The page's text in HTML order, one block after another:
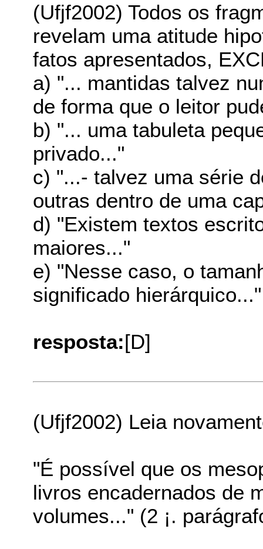
(Ufjf2002) Todos os
revelam uma atitude
fatos apresentados,
a) "... mantidas talvez
de forma que o leitor
b) "... uma tabuleta
privado..."
c) "...- talvez uma série
outras dentro de uma
d) "Existem textos
maiores..."
e) "Nesse caso, o
significado hierárquico..."
resposta:[D]
(Ufjf2002) Leia
"É possível que os
livros encadernados de
volumes..." (2 ¡.